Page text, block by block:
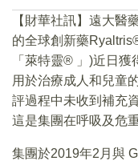
【財華社訊】遠大醫
的全球創新藥
「萊特靈® 」)近日獲
用於治療成人和兒童
評過程中未收到補充
這是集團在呼吸及危
集團於2019年2月與